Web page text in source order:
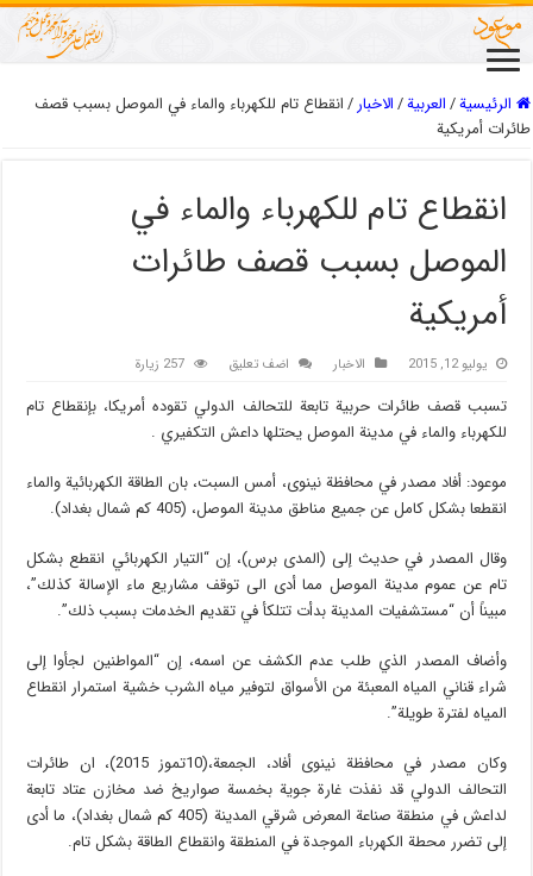
الرئيسية/العربیة/الاخبار/انقطاع تام للكهرباء والماء في الموصل بسبب قصف
طائرات أمريكية
انقطاع تام للكهرباء والماء في
الموصل بسبب قصف طائرات
أمريكية
يوليو 12, 2015 الاخبار اضف تعليق 257 زيارة
تسبب قصف طائرات حربية تابعة للتحالف الدولي تقوده أمريكا، بإنقطاع تام
للكهرباء والماء في مدينة الموصل يحتلها داعش التكفيري .
موعود: أفاد مصدر في محافظة نينوى، أمس السبت، بان الطاقة الكهربائية والماء
انقطعا بشكل كامل عن جميع مناطق مدينة الموصل، (405 كم شمال بغداد).
وقال المصدر في حديث إلى (المدى برس)، إن “التيار الكهربائي انقطع بشكل
تام عن عموم مدينة الموصل مما أدى الى توقف مشاريع ماء الإسالة كذلك”،
مبيناً أن “مستشفيات المدينة بدأت تتلكأ في تقديم الخدمات بسبب ذلك”.
وأضاف المصدر الذي طلب عدم الكشف عن اسمه، إن “المواطنين لجأوا إلى
شراء قناني المياه المعبئة من الأسواق لتوفير مياه الشرب خشية استمرار انقطاع
المياه لفترة طويلة”.
وكان مصدر في محافظة نينوى أفاد، الجمعة،(10تموز 2015)، ان طائرات
التحالف الدولي قد نفذت غارة جوية بخمسة صواريخ ضد مخازن عتاد تابعة
لداعش في منطقة صناعة المعرض شرقي المدينة (405 كم شمال بغداد)، ما أدى
إلى تضرر محطة الكهرباء الموجدة في المنطقة وانقطاع الطاقة بشكل تام.